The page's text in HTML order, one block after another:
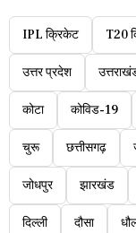
IPL क्रिकेट T20
उत्तर प्रदेश
कोटा कोविड-19
चुरू छत्तीसगढ़
जोधपुर झारखंड
दिल्ली दौसा